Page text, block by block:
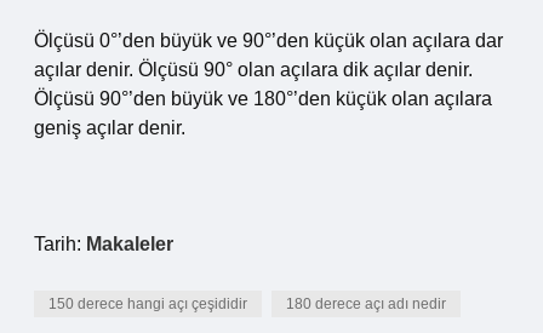
Ölçüsü 0°’den büyük ve 90°’den küçük olan açılara dar
açılar denir. Ölçüsü 90° olan açılara dik açılar denir.
Ölçüsü 90°’den büyük ve 180°’den küçük olan açılara
geniş açılar denir.
Tarih: Makaleler
150 derece hangi açı çeşididir 180 derece açı adı nedir